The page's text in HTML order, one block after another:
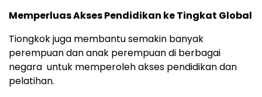
Memperluas Akses Pendidikan ke Tingkat Global
Tiongkok juga membantu semakin banyak
perempuan dan anak perempuan di berbagai
negara untuk memperoleh akses pendidikan dan
pelatihan.